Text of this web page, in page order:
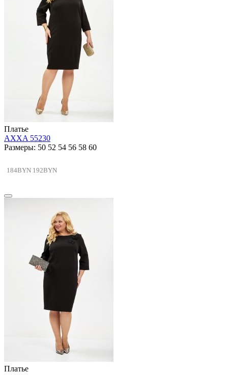
Платье
AXXA 55230
Размеры: 50 52 54 56 58 60
184BYN 192BYN
Платье